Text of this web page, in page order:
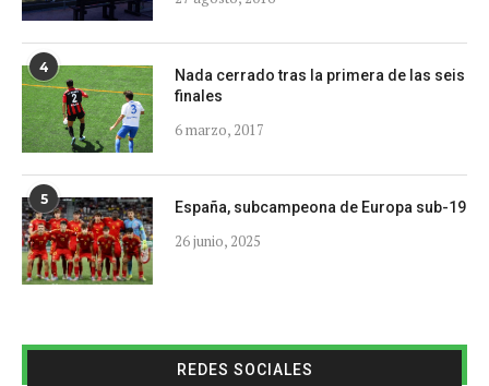
4
Nada cerrado tras la primera de las seis
finales
6 marzo, 2017
5 España, subcampeona de Europa sub-19
26 junio, 2025
REDES SOCIALES